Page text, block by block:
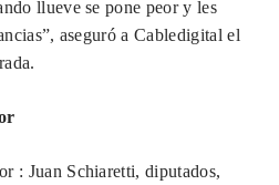
llueve se pone peor y les
aseguró a Cabledigital el
: Juan Schiaretti, diputados,